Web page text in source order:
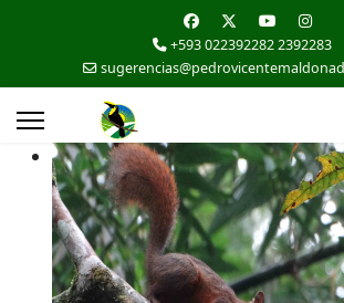
+593 022392282 2392283